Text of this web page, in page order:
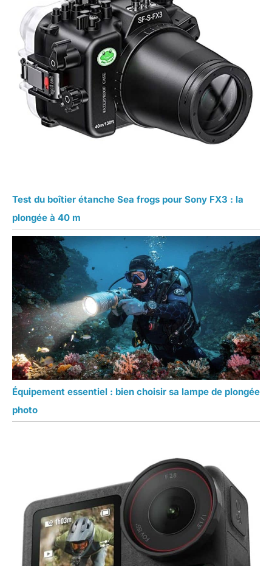
Test du boîtier étanche Sea frogs pour Sony FX3 : la
plongée à 40 m
Équipement essentiel : bien choisir sa lampe de plongée
photo